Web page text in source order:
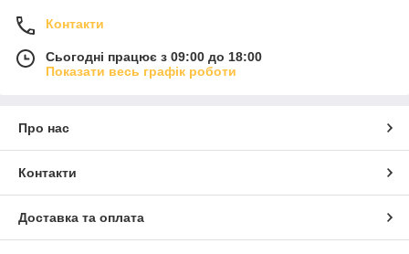
Контакти
Сьогодні працює з 09:00 до 18:00
Показати весь графік роботи
Про нас
Контакти
Доставка та оплата